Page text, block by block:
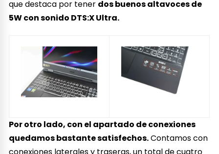
que destaca por tener dos buenos altavoces de
5W con sonido DTS:X Ultra.
Por otro lado, con el apartado de conexiones
quedamos bastante satisfechos.Contamos con
conexiones laterales y traseras, un total de cuatro